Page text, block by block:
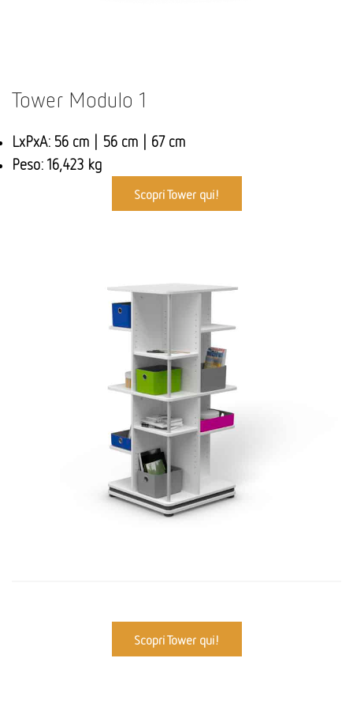
Tower Modulo 1
LxPxA: 56 cm | 56 cm | 67 cm
Peso: 16,423 kg
Scopri Tower qui!
Scopri Tower qui!